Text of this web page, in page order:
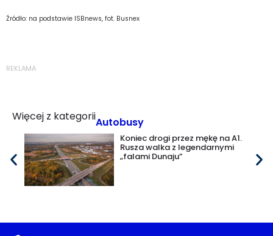
Źródło: na podstawie ISBnews, fot. Busnex
REKLAMA
Więcej z kategoriiAutobusy
Koniec drogi przez mękę na A1.
Rusza walka z legendarnymi
„falami Dunaju”